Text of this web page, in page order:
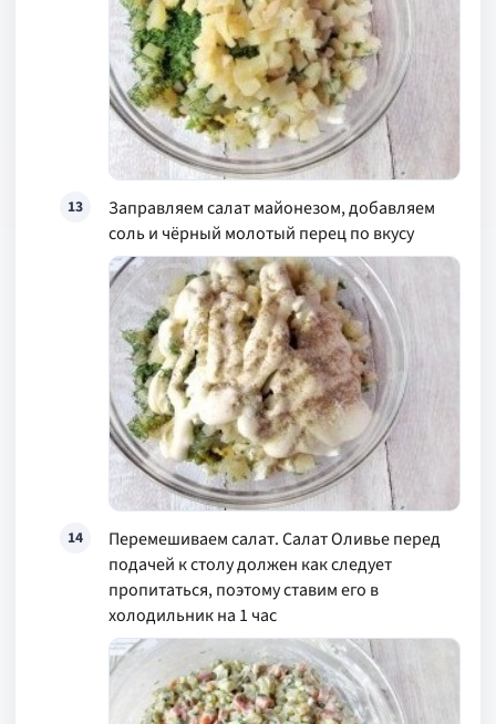
13
Заправляем салат майонезом, добавляем
соль и чёрный молотый перец по вкусу
14
Перемешиваем салат. Салат Оливье перед
подачей к столу должен как следует
пропитаться, поэтому ставим его в
холодильник на 1 час